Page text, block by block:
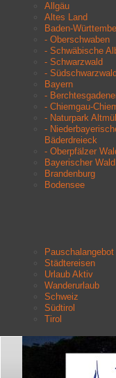
Allgäu
Altes Land
Baden-
- Oberschwaben
- Schwäbische
- Schwarzwald
- Südschwarzwald
Bayern
-
- Chiemgau-
- Naturpark
-
Bäderdreieck
- Oberpfälzer
Bayerischer Wald
Brandenburg
Bodensee
Pauschalangebot
Städtereisen
Urlaub Aktiv
Wanderurlaub
Schweiz
Südtirol
Tirol
Aktuelle Seite: